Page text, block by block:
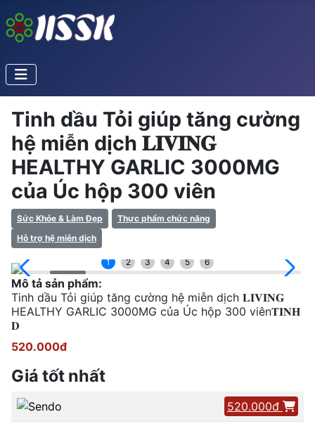
Tinh dầu Tỏi giúp tăng cường
hệ miễn dịch 𝐋𝐈𝐕𝐈𝐍𝐆
HEALTHY GARLIC 3000MG
của Úc hộp 300 viên
Sức Khỏe & Làm Đẹp
Thực phẩm chức năng
Hỗ trợ hệ miễn dịch
1 2 3 4 5 6
Mô tả sản phẩm:
Tinh dầu Tỏi giúp tăng cường hệ miễn dịch 𝐋𝐈𝐕𝐈𝐍𝐆
HEALTHY GARLIC 3000MG của Úc hộp 300 viên𝐓𝐈𝐍𝐇
𝐃
520.000đ
Giá tốt nhất
520.000đ